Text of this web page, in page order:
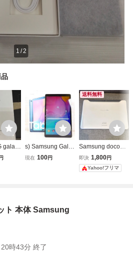
1 /2
galaxy
円
s) Samsung Galax
y Tab A SM-T510
現在 100円
送料無料
Samsung docomo
GALAXY Tab 10.1
LTE SC-01D ホワ
イト 本体のみ 動
即決 1,800円
Yahoo!フリマ
ト 本体 Samsung
時43分 終了